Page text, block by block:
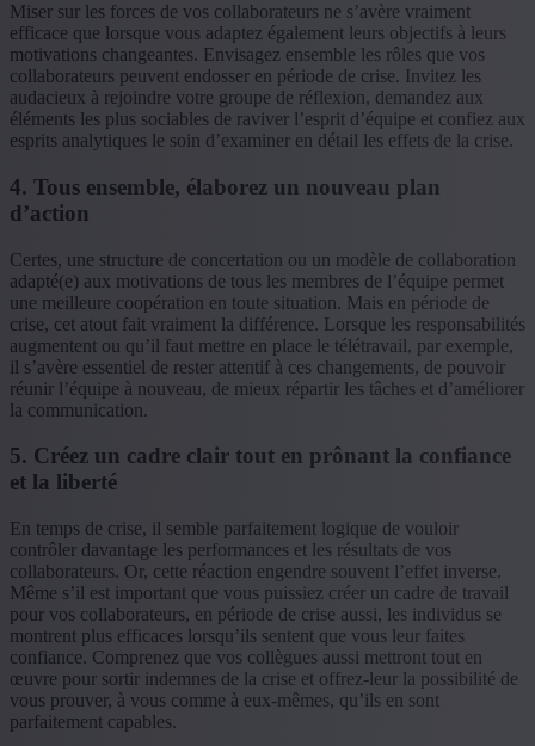
Miser sur les forces de vos collaborateurs ne s’avère vraiment
efficace que lorsque vous adaptez également leurs objectifs à leurs
motivations changeantes. Envisagez ensemble les rôles que vos
collaborateurs peuvent endosser en période de crise. Invitez les
audacieux à rejoindre votre groupe de réflexion, demandez aux
éléments les plus sociables de raviver l’esprit d’équipe et confiez aux
esprits analytiques le soin d’examiner en détail les effets de la crise.
4. Tous ensemble, élaborez un nouveau plan
d’action
Certes, une structure de concertation ou un modèle de collaboration
adapté(e) aux motivations de tous les membres de l’équipe permet
une meilleure coopération en toute situation. Mais en période de
crise, cet atout fait vraiment la différence. Lorsque les responsabilités
augmentent ou qu’il faut mettre en place le télétravail, par exemple,
il s’avère essentiel de rester attentif à ces changements, de pouvoir
réunir l’équipe à nouveau, de mieux répartir les tâches et d’améliorer
la communication.
5. Créez un cadre clair tout en prônant la confiance
et la liberté
En temps de crise, il semble parfaitement logique de vouloir
contrôler davantage les performances et les résultats de vos
collaborateurs. Or, cette réaction engendre souvent l’effet inverse.
Même s’il est important que vous puissiez créer un cadre de travail
pour vos collaborateurs, en période de crise aussi, les individus se
montrent plus efficaces lorsqu’ils sentent que vous leur faites
confiance. Comprenez que vos collègues aussi mettront tout en
œuvre pour sortir indemnes de la crise et offrez-leur la possibilité de
vous prouver, à vous comme à eux-mêmes, qu’ils en sont
parfaitement capables.